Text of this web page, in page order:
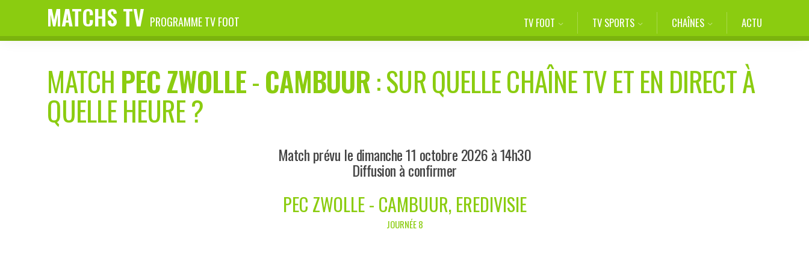
MATCHS TV PROGRAMME TV FOOT TV FOOT TV SPORTS CHAÎNES ACTU
MATCH PEC ZWOLLE-CAMBUUR: SUR QUELLE CHAÎNE TV ET EN DIRECT À
QUELLE HEURE ?
Match prévu le dimanche 11 octobre 2026 à 14h30
Diffusion à confirmer
PEC ZWOLLE - CAMBUUR, EREDIVISIE
JOURNÉE 8